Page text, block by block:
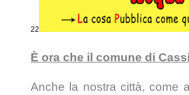
22
È ora che il comune di
Anche la nostra città, come